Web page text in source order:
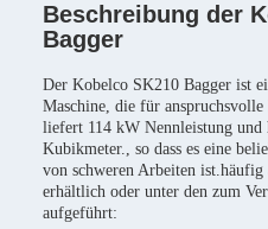
Beschreibung der
Bagger
Der Kobelco SK210 Bagger ist
Maschine, die für
liefert 114 kW Nennleistung und
Kubikmeter., so dass es eine
von schweren Arbeiten ist.häufig
erhältlich oder unter den zum
aufgeführt: